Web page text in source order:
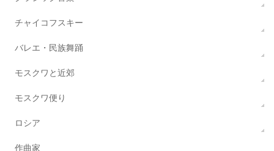
チャイコフスキー
バレエ・民族舞踊
モスクワと近郊
モスクワ便り
ロシア
作曲家